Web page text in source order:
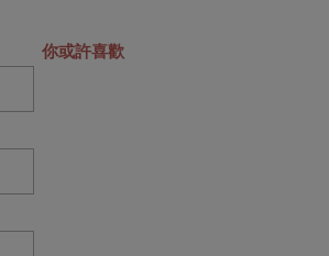
你或許喜歡